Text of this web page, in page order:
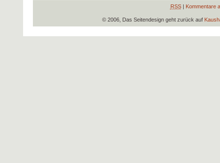
RSS| Kommentare
© 2006, Das Seitendesign geht zurück auf